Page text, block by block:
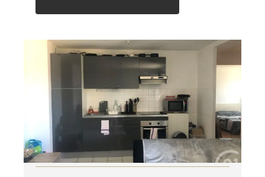
LAVAL 53
40,88 m
Ref : 13174
Appartement T2 à louer
512 €
par mois charges comprises
Visiter le site dédié